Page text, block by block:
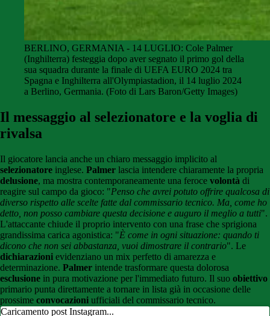
BERLINO, GERMANIA - 14 LUGLIO: Cole Palmer
(Inghilterra) festeggia dopo aver segnato il primo gol della
sua squadra durante la finale di UEFA EURO 2024 tra
Spagna e Inghilterra all'Olympiastadion, il 14 luglio 2024
a Berlino, Germania. (Foto di Lars Baron/Getty Images)
Il messaggio al selezionatore e la voglia di
rivalsa
Il giocatore lancia anche un chiaro messaggio implicito al
selezionatore inglese. Palmer lascia intendere chiaramente la propria
delusione, ma mostra contemporaneamente una feroce volontà di
reagire sul campo da gioco: "Penso che avrei potuto offrire qualcosa di
diverso rispetto alle scelte fatte dal commissario tecnico. Ma, come ho
detto, non posso cambiare questa decisione e auguro il meglio a tutti".
L'attaccante chiude il proprio intervento con una frase che sprigiona
grandissima carica agonistica: "È come in ogni situazione: quando ti
dicono che non sei abbastanza, vuoi dimostrare il contrario". Le
dichiarazioni evidenziano un mix perfetto di amarezza e
determinazione. Palmer intende trasformare questa dolorosa
esclusione in pura motivazione per l'immediato futuro. Il suo obiettivo
primario punta direttamente a tornare in lista già in occasione delle
prossime convocazioni ufficiali del commissario tecnico.
Caricamento post Instagram...